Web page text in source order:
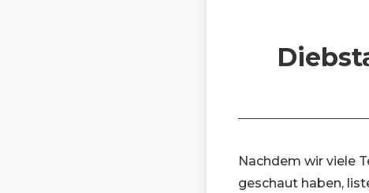
Nachdem wir viele
geschaut haben,